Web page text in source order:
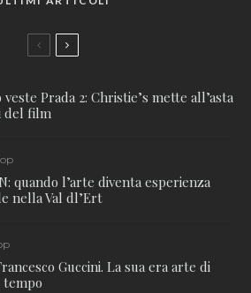
Prada 2: Christie’s mette all’asta
del film
quando l’arte diventa esperienza
nella Val dl’Ert
Guccini. La sua era arte di